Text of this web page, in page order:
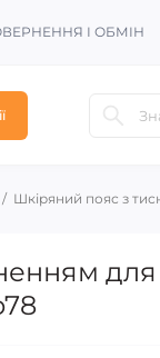
І ОБМІН
Шкіряний пояс з